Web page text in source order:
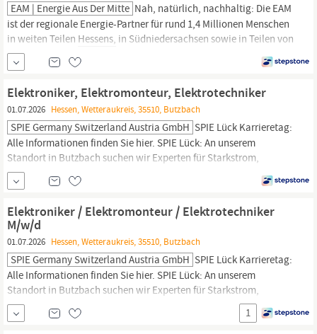
EAM | Energie Aus Der Mitte Nah, natürlich, nachhaltig: Die EAM
ist der regionale Energie-Partner für rund 1,4 Millionen Menschen
in weiten Teilen Hessens, in Südniedersachsen sowie in Teilen von
Nordrhein-Westfalen, Thüringen und Rheinland-Pfalz. Als 100
Prozent kommunales Unternehmen sorgt die EAM für eine sichere
Elektroniker, Elektromonteur, Elektrotechniker
01.07.2026 Hessen, Wetteraukreis, 35510, Butzbach
SPIE Germany Switzerland Austria GmbH SPIE Lück Karrieretag:
Alle Informationen finden Sie hier. SPIE Lück: An unserem
Standort in Butzbach suchen wir Experten für Starkstrom,
Sicherheitstechnik sowie Elektroprüfung. Elektroniker können bei
uns je nach eigenen Stärken Teil unterschiedlicher spannender,
innovativer Projekte für Gewerbekunden und öffentliche
Bauvorhaben sein. Dabei bieten wir...
Elektroniker / Elektromonteur / Elektrotechniker
M/w/d
01.07.2026 Hessen, Wetteraukreis, 35510, Butzbach
SPIE Germany Switzerland Austria GmbH SPIE Lück Karrieretag:
Alle Informationen finden Sie hier. SPIE Lück: An unserem
Standort in Butzbach suchen wir Experten für Starkstrom,
Sicherheitstechnik sowie Elektroprüfung. Elektroniker können bei
uns je nach eigenen Stärken Teil unterschiedlicher spannender,
1